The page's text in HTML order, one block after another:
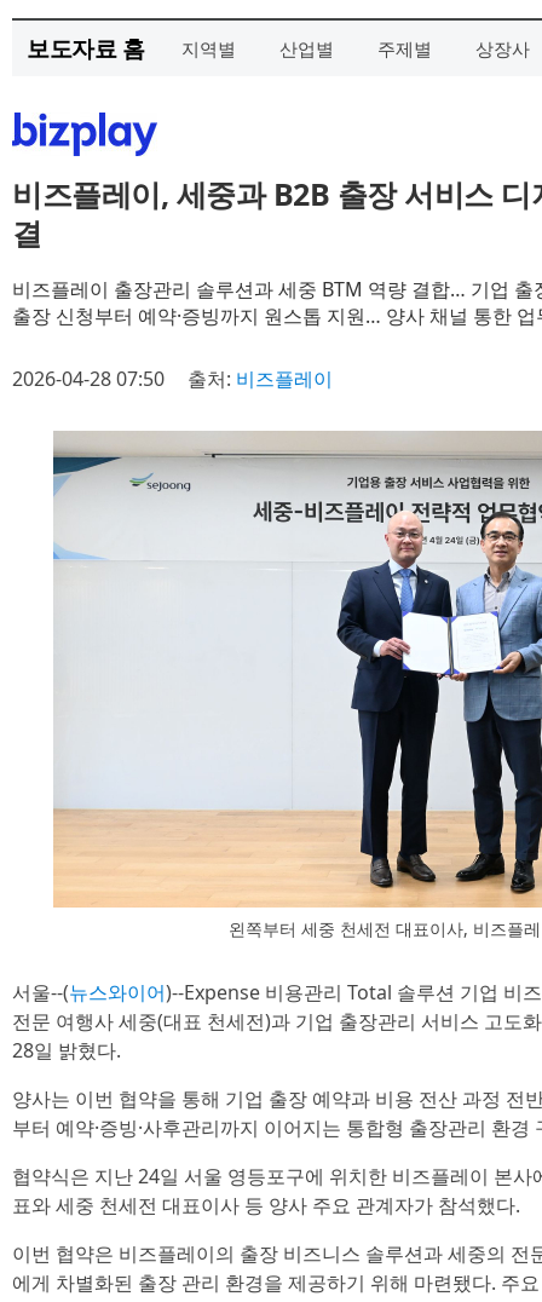
보도자료 홈 지역별 산업별 주제별 상장사
비즈플레이, 세중과 B2B 출장 서비스
결
비즈플레이 출장관리 솔루션과 세중 BTM 역량 결합… 기업 출
출장 신청부터 예약·증빙까지 원스톱 지원… 양사 채널 통한
2026-04-28 07:50 출처: 비즈플레이
왼쪽부터 세중 천세전 대표이사, 비즈플
서울--(뉴스와이어)--Expense 비용관리 Total 솔루션 기업 비
전문 여행사 세중(대표 천세전)과 기업 출장관리 서비스 고도
28일 밝혔다.
양사는 이번 협약을 통해 기업 출장 예약과 비용 전산 과정 전
부터 예약·증빙·사후관리까지 이어지는 통합형 출장관리 환경
협약식은 지난 24일 서울 영등포구에 위치한 비즈플레이 본
표와 세중 천세전 대표이사 등 양사 주요 관계자가 참석했다.
이번 협약은 비즈플레이의 출장 비즈니스 솔루션과 세중의
에게 차별화된 출장 관리 환경을 제공하기 위해 마련됐다. 주